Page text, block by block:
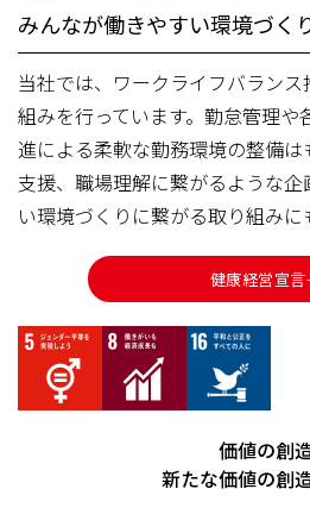
みんなが働きやすい環境づく
当社では、ワークライフバラン
組みを行っています。勤怠管理
進による柔軟な勤務環境の整備
支援、職場理解に繋がるような
い環境づくりに繋がる取り組みに
健康経営宣
価値の創
新たな価値の創